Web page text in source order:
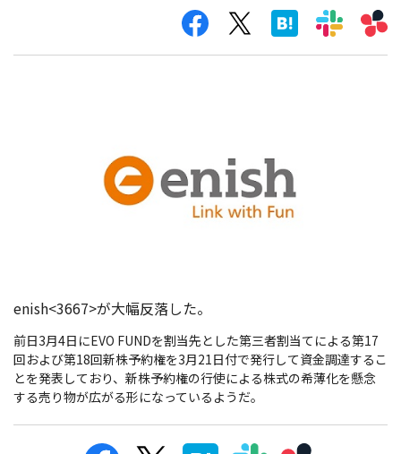
enish<3667>が大幅反落した。
前日3月4日にEVO FUNDを割当先とした第三者割当てによる第17
回および第18回新株予約権を3月21日付で発行して資金調達するこ
とを発表しており、新株予約権の行使による株式の希薄化を懸念
する売り物が広がる形になっているようだ。